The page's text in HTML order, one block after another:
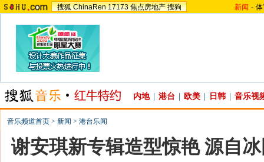
搜狐 ChinaRen 17173 焦点房地产 搜狗 新闻 -
内地 港台 欧美 日韩 音乐视
音乐频道首页 > 新闻 > 港台乐闻
谢安琪新专辑造型惊艳 源自